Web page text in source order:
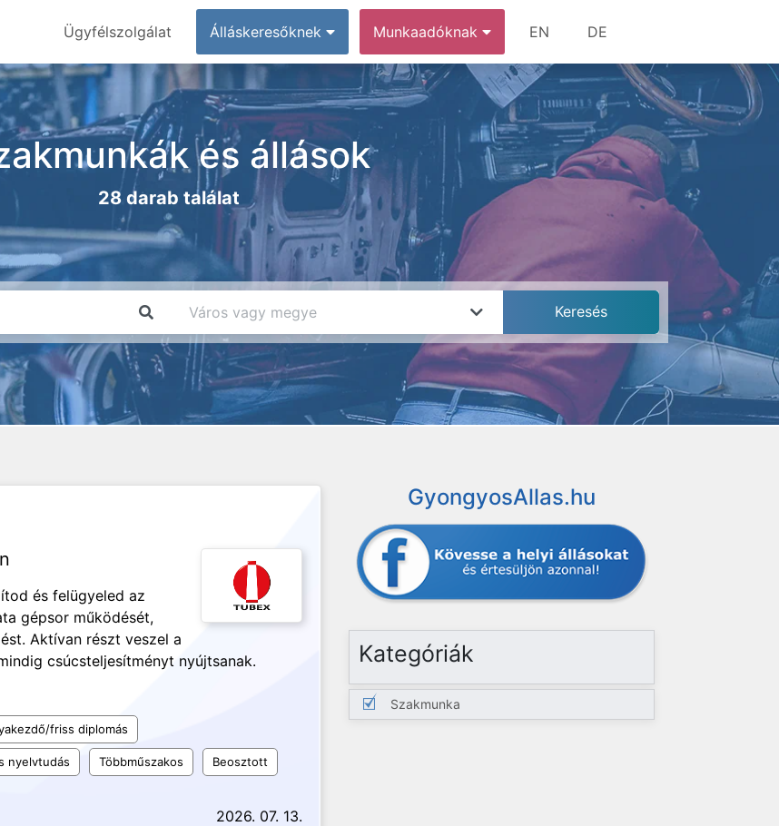
Ügyfélszolgálat Álláskeresőknek Munkaadóknak EN DE
és állások
28 darab találat
és felügyeled az
gépsor működését,
Aktívan részt veszel a
csúcsteljesítményt nyújtsanak.
friss diplomás
nyelvtudás Többműszakos Beosztott
2026. 07. 13.
GyongyosAllas.hu
Kategóriák
Szakmunka